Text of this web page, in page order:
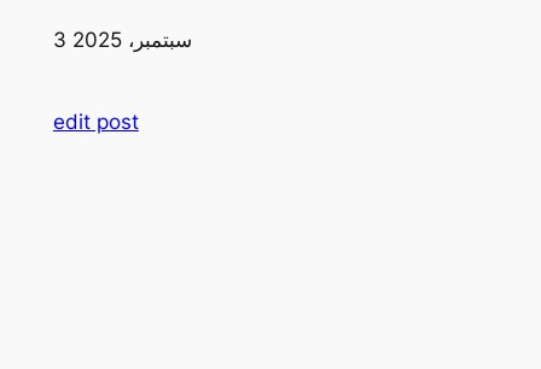
3 سبتمبر، 2025
edit post